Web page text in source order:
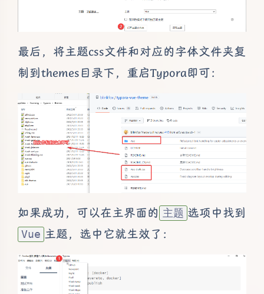
最后，将主题css文件和对应的字体文件夹复
制到themes目录下，重启Typora即可：
如果成功，可以在主界面的 主题 选项中找到
Vue 主题，选中它就生效了：